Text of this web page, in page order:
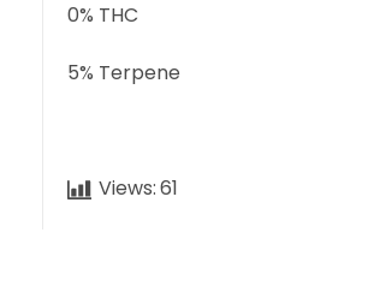
0% THC
5% Terpene
Views:61